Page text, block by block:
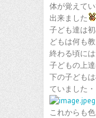
体が覚えて
出来ました
子ども達は
どもは何も
終わる頃に
子どもの上
下の子ども
ていました・
これからも